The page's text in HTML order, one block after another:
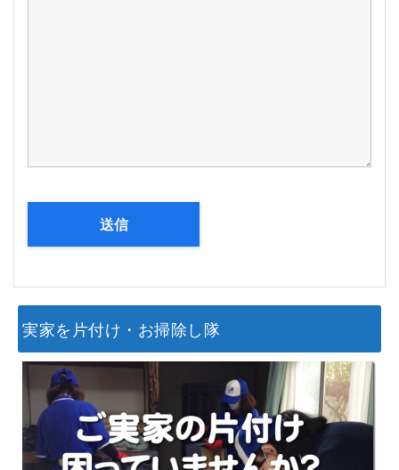
実家を片付け・お掃除し隊